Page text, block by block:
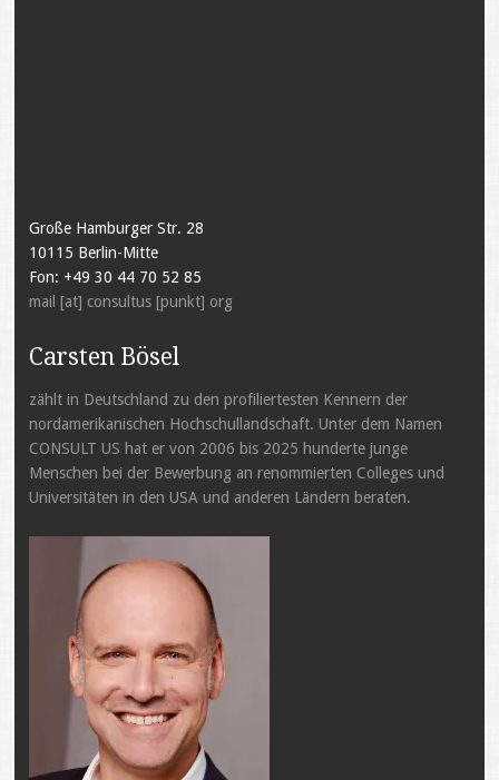
Große Hamburger Str. 28
10115 Berlin-Mitte
Fon: +49 30 44 70 52 85
mail [at] consultus [punkt] org
Carsten Bösel
zählt in Deutschland zu den profiliertesten Kennern der
nordamerikanischen Hochschullandschaft. Unter dem Namen
CONSULT US hat er von 2006 bis 2025 hunderte junge
Menschen bei der Bewerbung an renommierten Colleges und
Universitäten in den USA und anderen Ländern beraten.